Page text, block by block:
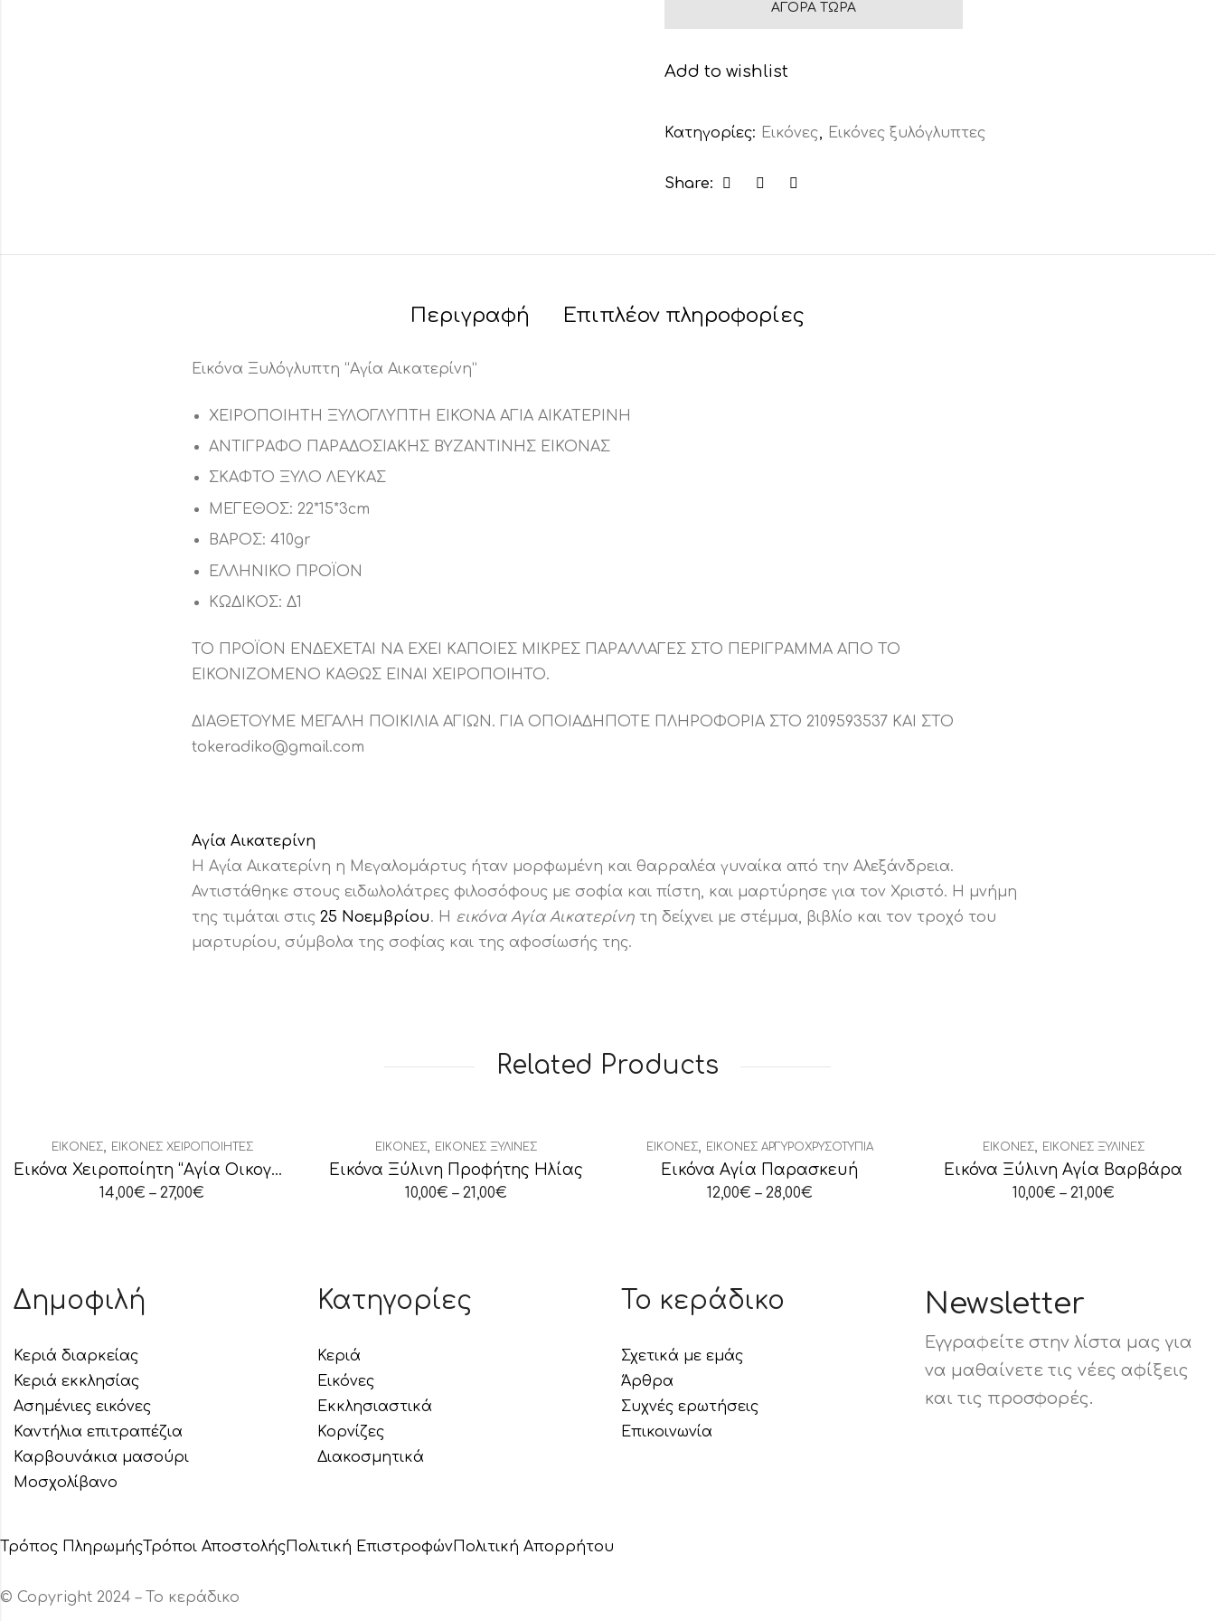
ΑΓΟΡΆ ΤΏΡΑ
Add to wishlist
Κατηγορίες: Εικόνες, Εικόνες ξυλόγλυπτες
Share:
Περιγραφή Επιπλέον πληροφορίες
Εικόνα Ξυλόγλυπτη “Αγία Αικατερίνη”
ΧΕΙΡΟΠΟΙΗΤΗ ΞΥΛΟΓΛΥΠΤΗ ΕΙΚΟΝΑ ΑΓΙΑ ΑΙΚΑΤΕΡΙΝΗ
ΑΝΤΙΓΡΑΦΟ ΠΑΡΑΔΟΣΙΑΚΗΣ ΒΥΖΑΝΤΙΝΗΣ ΕΙΚΟΝΑΣ
ΣΚΑΦΤΟ ΞΥΛΟ ΛΕΥΚΑΣ
ΜΕΓΕΘΟΣ: 22*15*3cm
ΒΑΡΟΣ: 410gr
ΕΛΛΗΝΙΚΟ ΠΡΟΪΟΝ
ΚΩΔΙΚΟΣ: Δ1
ΤΟ ΠΡΟΪΟΝ ΕΝΔΕΧΕΤΑΙ ΝΑ ΕΧΕΙ ΚΑΠΟΙΕΣ ΜΙΚΡΕΣ ΠΑΡΑΛΛΑΓΕΣ ΣΤΟ ΠΕΡΙΓΡΑΜΜΑ ΑΠΟ ΤΟ
ΕΙΚΟΝΙΖΟΜΕΝΟ ΚΑΘΩΣ ΕΙΝΑΙ ΧΕΙΡΟΠΟΙΗΤΟ.
ΔΙΑΘΕΤΟΥΜΕ ΜΕΓΑΛΗ ΠΟΙΚΙΛΙΑ ΑΓΙΩΝ. ΓΙΑ ΟΠΟΙΑΔΗΠΟΤΕ ΠΛΗΡΟΦΟΡΙΑ ΣΤΟ 2109593537 ΚΑΙ ΣΤΟ
tokeradiko@gmail.com
Αγία Αικατερίνη
Η Αγία Αικατερίνη η Μεγαλομάρτυς ήταν μορφωμένη και θαρραλέα γυναίκα από την Αλεξάνδρεια.
Αντιστάθηκε στους ειδωλολάτρες φιλοσόφους με σοφία και πίστη, και μαρτύρησε για τον Χριστό. Η μνήμη
της τιμάται στις25 Νοεμβρίου. Η εικόνα Αγία Αικατερίνη τη δείχνει με στέμμα, βιβλίο και τον τροχό του
μαρτυρίου, σύμβολα της σοφίας και της αφοσίωσής της.
Related Products
ΕΙΚΌΝΕΣ, ΕΙΚΌΝΕΣ ΧΕΙΡΟΠΟΊΗΤΕΣ
Εικόνα Χειροποίητη “Αγία Οικογένεια”
14,00€ – 27,00€
ΕΙΚΌΝΕΣ, ΕΙΚΌΝΕΣ ΞΎΛΙΝΕΣ
Εικόνα Ξύλινη Προφήτης Ηλίας
10,00€ – 21,00€
ΕΙΚΌΝΕΣ, ΕΙΚΌΝΕΣ ΑΡΓΥΡΟΧΡΥΣΟΤΥΠΊΑ
Εικόνα Αγία Παρασκευή
12,00€ – 28,00€
ΕΙΚΌΝΕΣ, ΕΙΚΌΝΕΣ ΞΎΛΙΝΕΣ
Εικόνα Ξύλινη Αγία Βαρβάρα
10,00€ – 21,00€
Δημοφιλή
Κεριά διαρκείας
Κεριά εκκλησίας
Ασημένιες εικόνες
Καντήλια επιτραπέζια
Καρβουνάκια μασούρι
Μοσχολίβανο
Κατηγορίες
Κεριά
Εικόνες
Εκκλησιαστικά
Κορνίζες
Διακοσμητικά
Το κεράδικο
Σχετικά με εμάς
Άρθρα
Συχνές ερωτήσεις
Επικοινωνία
Newsletter
Εγγραφείτε στην λίστα μας για
να μαθαίνετε τις νέες αφίξεις
και τις προσφορές.
Τρόπος ΠληρωμήςΤρόποι ΑποστολήςΠολιτική ΕπιστροφώνΠολιτική Aπορρήτου
© Copyright 2024 – Το κεράδικο